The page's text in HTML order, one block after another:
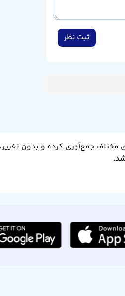
ثبت نظر
مختلف جمع‌آوری کرده و بدون تغییر،